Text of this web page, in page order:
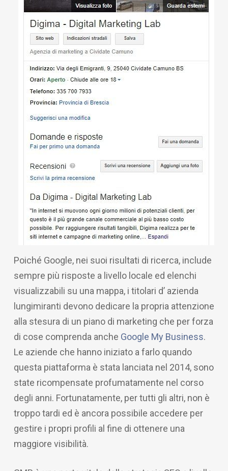
Poiché Google, nei suoi risultati di ricerca, include
sempre più risposte a livello locale ed elenchi
visualizzabili su una mappa, i titolari d’ azienda
lungimiranti devono dedicare la propria attenzione
alla stesura di un piano di marketing che per forza
di cose comprenda anche Google My Business.
Le aziende che hanno iniziato a farlo quando
questa piattaforma è stata lanciata nel 2014, sono
state ricompensate profumatamente nel corso
degli anni. Fortunatamente, per tutti gli altri, non è
troppo tardi ed è ancora possibile accedere per
gestire i propri profili al fine di ottenere una
maggiore visibilità.